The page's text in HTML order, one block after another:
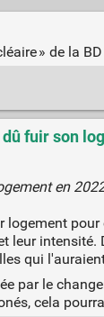
» de la
fuir son
en
leur
qui
par le
cela